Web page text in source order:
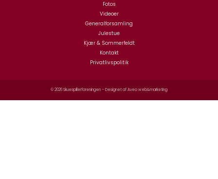
Fotos
Videoer
Generalforsamling
Julestue
Kjær & Sommerfeldt
Kontakt
Privatlivspolitik
© 2026 Skuespillerforeningen – Designet afAveo web&marketing